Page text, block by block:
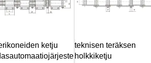
ketju
teknisen teräksen
holkkiketju